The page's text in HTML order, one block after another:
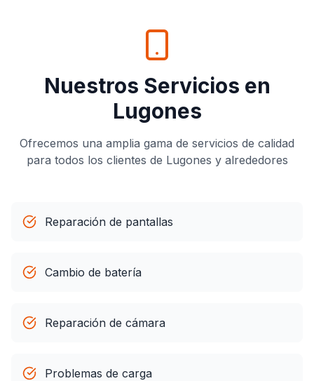
Nuestros Servicios en
Lugones
Ofrecemos una amplia gama de servicios de calidad
para todos los clientes de Lugones y alrededores
Reparación de pantallas
Cambio de batería
Reparación de cámara
Problemas de carga